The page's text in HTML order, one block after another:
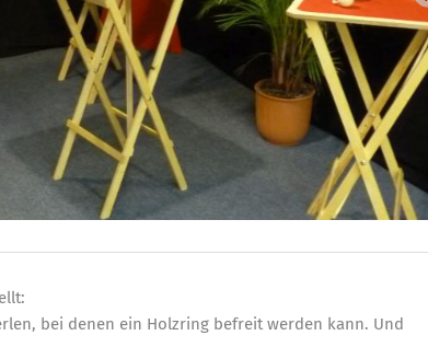
bei denen ein Holzring befreit werden kann. Und